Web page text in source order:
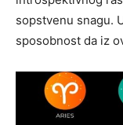
sopstvenu snagu.
sposobnost da iz